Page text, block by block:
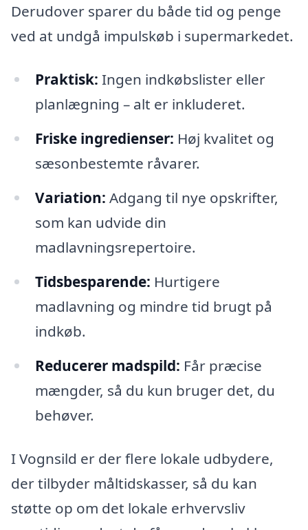
Derudover sparer du både tid og penge
ved at undgå impulskøb i supermarkedet.
Praktisk: Ingen indkøbslister eller
planlægning – alt er inkluderet.
Friske ingredienser: Høj kvalitet og
sæsonbestemte råvarer.
Variation: Adgang til nye opskrifter,
som kan udvide din
madlavningsrepertoire.
Tidsbesparende: Hurtigere
madlavning og mindre tid brugt på
indkøb.
Reducerer madspild: Får præcise
mængder, så du kun bruger det, du
behøver.
I Vognsild er der flere lokale udbydere,
der tilbyder måltidskasser, så du kan
støtte op om det lokale erhvervsliv